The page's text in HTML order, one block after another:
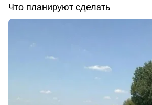
Что планируют сделать